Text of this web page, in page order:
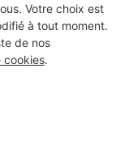
Votre choix est
à tout moment.
de nos
cookies.